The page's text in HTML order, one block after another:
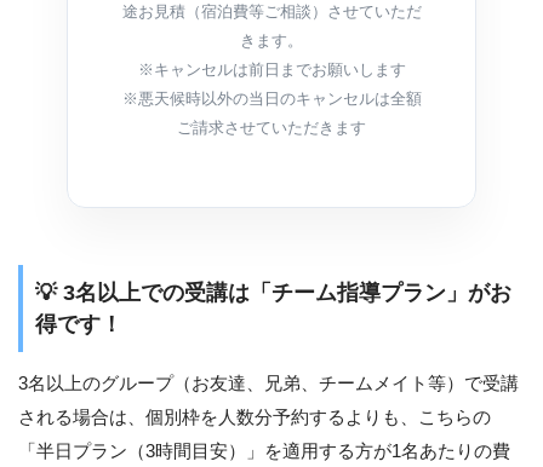
途お見積（宿泊費等ご相談）させていただ
きます。
※キャンセルは前日までお願いします
※悪天候時以外の当日のキャンセルは全額
ご請求させていただきます
💡 3名以上での受講は「チーム指導プラン」がお
得です！
3名以上のグループ（お友達、兄弟、チームメイト等）で受講
される場合は、個別枠を人数分予約するよりも、こちらの
「半日プラン（3時間目安）」を適用する方が1名あたりの費